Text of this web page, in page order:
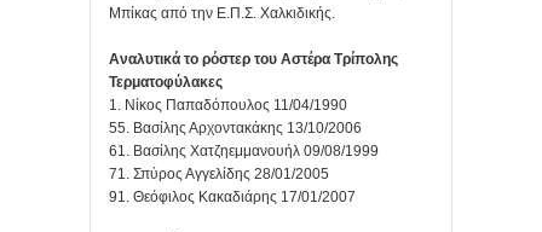
Μπίκας από την Ε.Π.Σ. Χαλκιδικής.
Αναλυτικά το ρόστερ του Αστέρα Τρίπολης
Τερματοφύλακες
1. Νίκος Παπαδόπουλος 11/04/1990
55. Βασίλης Αρχοντακάκης 13/10/2006
61. Βασίλης Χατζηεμμανουήλ 09/08/1999
71. Σπύρος Αγγελίδης 28/01/2005
91. Θεόφιλος Κακαδιάρης 17/01/2007